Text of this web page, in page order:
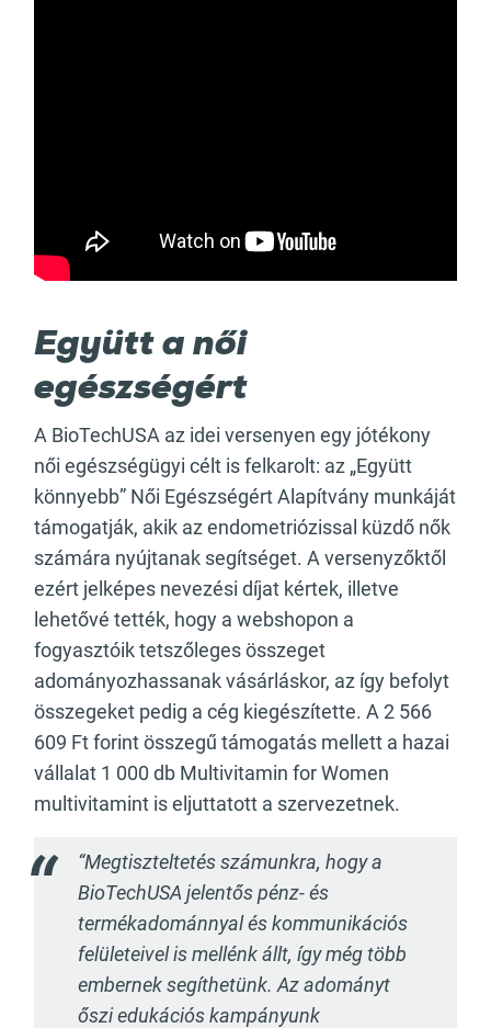
Együtt a női
egészségért
A BioTechUSA az idei versenyen egy jótékony
női egészségügyi célt is felkarolt: az „Együtt
könnyebb” Női Egészségért Alapítvány munkáját
támogatják, akik az endometriózissal küzdő nők
számára nyújtanak segítséget. A versenyzőktől
ezért jelképes nevezési díjat kértek, illetve
lehetővé tették, hogy a webshopon a
fogyasztóik tetszőleges összeget
adományozhassanak vásárláskor, az így befolyt
összegeket pedig a cég kiegészítette. A 2 566
609 Ft forint összegű támogatás mellett a hazai
vállalat 1 000 db Multivitamin for Women
multivitamint is eljuttatott a szervezetnek.
“Megtiszteltetés számunkra, hogy a
BioTechUSA jelentős pénz- és
termékadománnyal és kommunikációs
felületeivel is mellénk állt, így még több
embernek segíthetünk. Az adományt
őszi edukációs kampányunk